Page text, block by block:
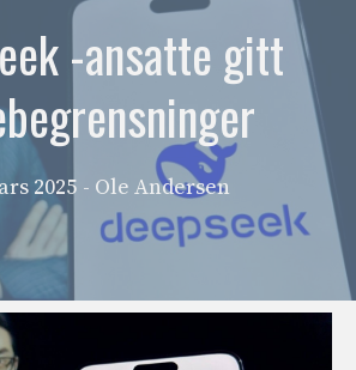
-ansatte gitt
2025 - Ole Andersen